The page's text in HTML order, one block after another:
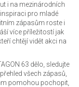
i na mezinárodních
pro mladé
zápasům roste i
více příležitostí jak
chtějí vidět akci na
63 dělo, sledujte
všech zápasů,
pomohou pochopit,